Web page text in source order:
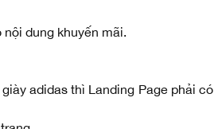
dung khuyến mãi.
adidas thì Landing Page phải có